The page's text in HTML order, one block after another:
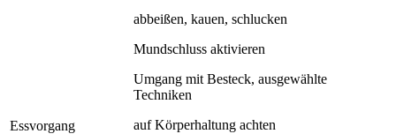
Essvorgang
abbeißen, kauen, schlucken
Mundschluss aktivieren
Umgang mit Besteck, ausgewählte
Techniken
auf Körperhaltung achten